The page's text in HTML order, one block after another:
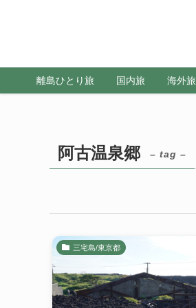
離島ひとり旅 国内旅 海外旅
阿古温泉郷 – tag –
三宅島/東京都